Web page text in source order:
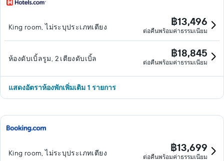
King room, ไม่ระบุประเภทเตียง ฿13,496
ต่อคืนพร้อมค่าธรรมเนียม
ห้องดับเบิ้ลรูม, 2 เตียงดับเบิ้ล ฿18,845
ต่อคืนพร้อมค่าธรรมเนียม
แสดงอัตราห้องพักเพิ่มเติม 1 รายการ
King room, ไม่ระบุประเภทเตียง ฿13,699
ต่อคืนพร้อมค่าธรรมเนียม